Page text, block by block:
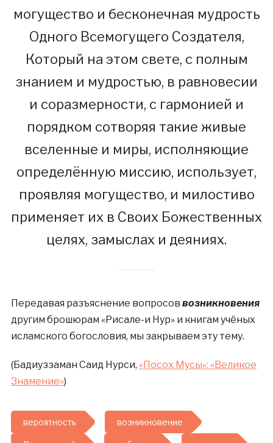
могущество и бесконечная мудрость
Одного Всемогущего Создателя,
Который на этом свете, с полным
знанием и мудростью, в равновесии
и соразмерности, с гармонией и
порядком сотворяя такие живые
вселенные и миры, исполняющие
определённую миссию, использует,
проявляя могущество, и милостиво
применяет их в Своих Божественных
целях, замыслах и деяниях.
Передавая разъяснение вопросов возникновения
другим брошюрам «Рисале-и Hyp» и книгам учёных
исламского богословия, мы закрываем эту тему.
(Бадиуззаман Саид Нурси, «Посох Мусы»: «Великое
Знамение»)
вероятность возникновение